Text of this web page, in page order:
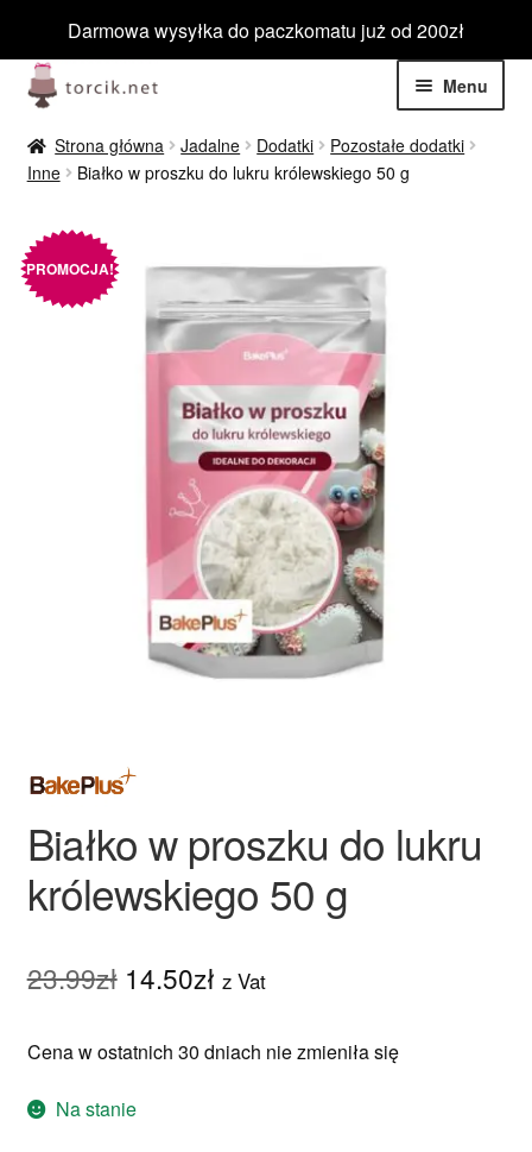
Darmowa wysyłka do paczkomatu już od 200zł
Przejdź
do
nawigacji
Przejdź
do
treści
Menu
Jadalne
Rozwiń
Barwniki spożywcze
Ozdoby na tort weselny
Strona główna Jadalne Dodatki
Pozostałe dodatki
Inne
Białko w proszku do lukru królewskiego 50 g
PROMOCJA!
Białko w proszku do lukru
królewskiego 50 g
23.99zł Pierwotna
wynosiła:
23.99zł.
14.50złAktualna
wynosi:
z Vat
Cena w ostatnich 30 dniach nie zmieniła się
Na stanie